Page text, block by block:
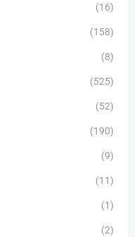
(16)
(158)
(8)
(525)
(52)
(190)
(9)
(11)
(1)
(2)